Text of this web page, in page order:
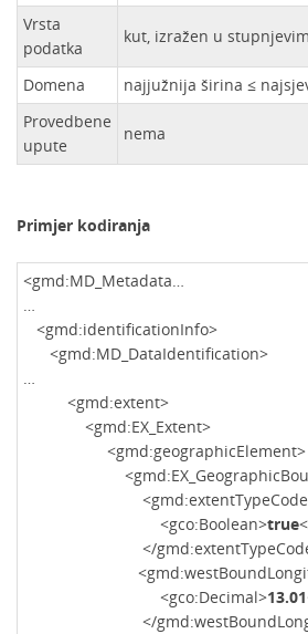
Vrsta
podatka
kut, izražen u
Domena
najjužnija širina ≤
Provedbene
upute
nema
Primjer kodiranja
<gmd:MD_Metadata…
…
<gmd:identificationInfo>
<gmd:MD_DataIdentification>
…
<gmd:extent>
<gmd:EX_Extent>
<gmd:geographicElement>
<gco:Boolean>true
</
<gco:Decimal>13.01
</